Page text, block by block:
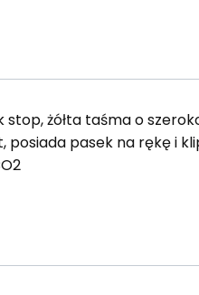
stop, żółta taśma o
posiada pasek na rękę i